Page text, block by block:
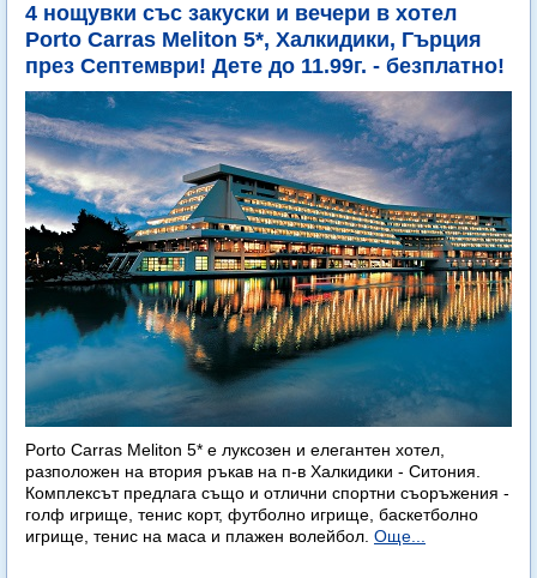
4 нощувки със закуски и вечери в хотел
Porto Carras Meliton 5*, Халкидики, Гърция
през Септември! Дете до 11.99г. - безплатно!
Porto Carras Meliton 5* е луксозен и елегантен хотел,
разположен на втория ръкав на п-в Халкидики - Ситония.
Комплексът предлага също и отлични спортни съоръжения -
голф игрище, тенис корт, футболно игрище, баскетболно
игрище, тенис на маса и плажен волейбол. Още...